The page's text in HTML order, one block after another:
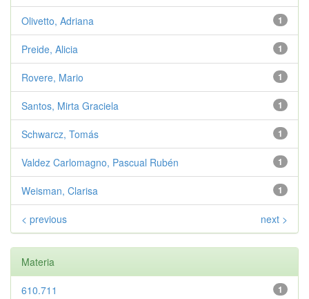
1
Olivetto, Adriana
1
Preide, Alicia
1
Rovere, Mario
1
Santos, Mirta Graciela
1
Schwarcz, Tomás
1
Valdez Carlomagno, Pascual Rubén
1
Weisman, Clarisa
< previous next >
Materia
1
610.711